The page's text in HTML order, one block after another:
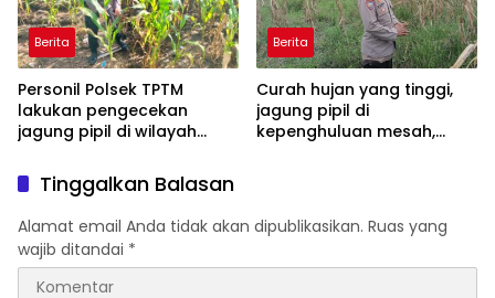
Berita
Personil Polsek TPTM
lakukan pengecekan
jagung pipil di wilayah
Berita
Curah hujan yang tinggi,
jagung pipil di
kepenghuluan mesah,
cepat turun langsung
meninjau kelapangan
Tinggalkan Balasan
Alamat email Anda tidak akan dipublikasikan. Ruas yang
wajib ditandai *